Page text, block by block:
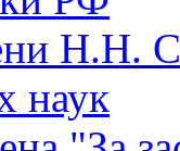
Н.Н.
наук